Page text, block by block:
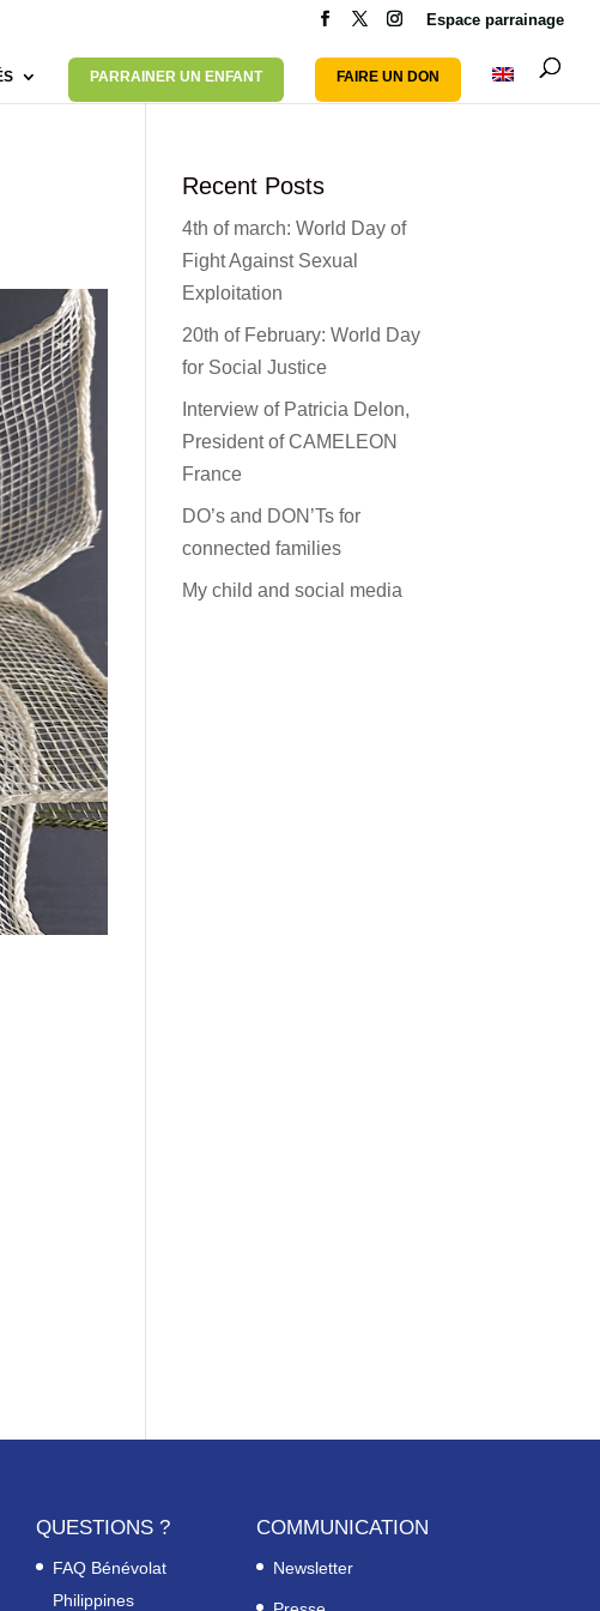
Espace parrainage
PARRAINER UN ENFANT FAIRE UN DON
Recent Posts
4th of march: World Day of
Fight Against Sexual
Exploitation
20th of February: World Day
for Social Justice
Interview of Patricia Delon,
President of CAMELEON
France
DO’s and DON’Ts for
connected families
My child and social media
QUESTIONS ?
FAQ Bénévolat
Philippines
COMMUNICATION
Newsletter